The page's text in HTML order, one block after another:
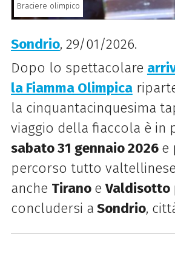
Braciere olimpico
Sondrio, 29/01/2026.
Dopo lo spettacolare
la Fiamma Olimpica
la cinquantacinquesima
viaggio della fiaccola è in
sabato 31 gennaio 2026 e
percorso tutto
anche Tirano eValdisotto
concludersi a Sondrio,